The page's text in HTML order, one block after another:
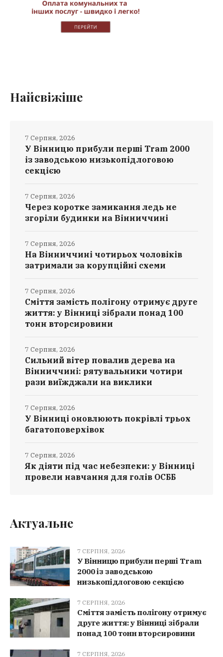
Найсвіжіше
У Вінницю прибули перші Tram 2000
із заводською низькопідлоговою
секцією
7 Серпня, 2026
Через коротке замикання ледь не
згоріли будинки на Вінниччині
7 Серпня, 2026
На Вінниччині чотирьох чоловіків
затримали за корупційні схеми
7 Серпня, 2026
Сміття замість полігону отримує друге
життя: у Вінниці зібрали понад 100
тонн вторсировини
7 Серпня, 2026
Сильний вітер повалив дерева на
Вінниччині: рятувальники чотири
рази виїжджали на виклики
7 Серпня, 2026
У Вінниці оновлюють покрівлі трьох
багатоповерхівок
7 Серпня, 2026
Як діяти під час небезпеки: у Вінниці
провели навчання для голів ОСББ
7 Серпня, 2026
Актуальне
7 СЕРПНЯ, 2026
У Вінницю прибули перші Tram
2000 із заводською
низькопідлоговою секцією
7 СЕРПНЯ, 2026
Сміття замість полігону отримує
друге життя: у Вінниці зібрали
понад 100 тонн вторсировини
7 СЕРПНЯ, 2026